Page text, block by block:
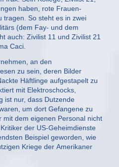
haben, rote Frauen-
tragen. So steht es in zwei
(dem Fay- und dem
auch: Zivilist 11 und Zivilist 21
Caci.
an den
zu sein, deren Bilder
Häftlinge aufgestapelt zu
mit Elektroschocks,
ist nur, dass Dutzende
um dort Gefangene zu
mit dem eigenen Personal nicht
der US-Geheimdienste
Beispiel geworden, wie
Kriege der Amerikaner